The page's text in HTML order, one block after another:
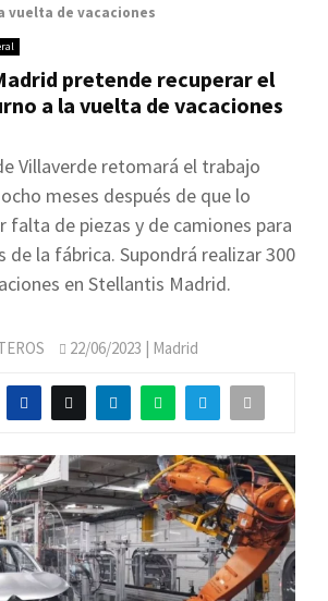
vuelta de vacaciones
pretende recuperar el
a la vuelta de vacaciones
Villaverde retomará el trabajo
meses después de que lo
falta de piezas y de camiones para
de la fábrica. Supondrá realizar 300
en Stellantis Madrid.
22/06/2023 | Madrid